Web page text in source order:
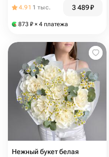
4.91 1 тыс. 3 489₽
873 ₽ × 4 платежа
Нежный букет белая